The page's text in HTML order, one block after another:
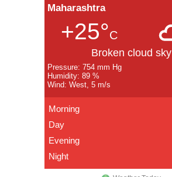
Maharashtra
+25°C
Broken cloud sky
Pressure: 754 mm Hg
Humidity: 89 %
Wind: West, 5 m/s
Morning
Day
Evening
Night